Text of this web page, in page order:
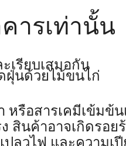
ารเท่านั้น
เรียบเสมอกัน
ฝุ่นด้วยไม้ขนไก่
รือสารเคมีเข้มข้
สินค้าอาจเกิดรอย